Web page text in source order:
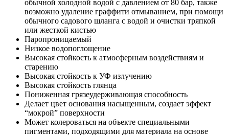
обычной холодной водой с давлением от 80 бар, также
возможно удаление граффити отмыванием, при помощи
обычного садового шланга с водой и очистки тряпкой
или жесткой кистью
Паропроницаемый
Низкое водопоглощение
Высокая стойкость к атмосферным воздействиям и
старению
Высокая стойкость к УФ излучению
Высокая стойкость глянца
Пониженная грязеудерживающая способность
Делает цвет основания насыщенным, создает эффект
“мокрой” поверхности
Может колероваться на объекте специальными
пигментами, подходящими для материала на основе